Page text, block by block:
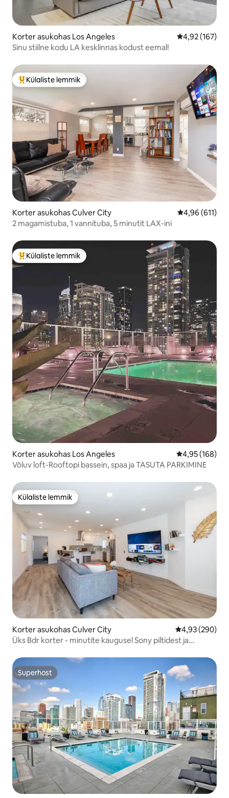
Korter asukohas Los Angeles Keskmine
4,92 (167)
Sinu stiilne kodu LA kesklinnas kodust eemal!
Külaliste suur lemmik
Külaliste lemmik
Korter asukohas Culver City Keskmine
4,96 (611)
2 magamistuba, 1 vannituba, 5 minutit LAX-ini
Külaliste suur lemmik
Külaliste lemmik
Korter asukohas Los Angeles Keskmine
4,95 (168)
Võluv loft-Rooftopi bassein, spaa ja TASUTA PARKIMINE
Külaliste lemmik
Külaliste lemmik
Korter asukohas Culver City Keskmine
4,93 (290)
Üks Bdr korter - minutite kaugusel Sony piltidest ja
Superhost
Superhost